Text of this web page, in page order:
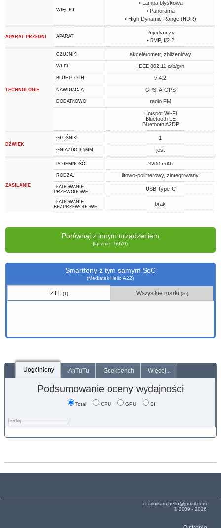
WIĘCEJ
• Lampa błyskowa
• Panorama
• High Dynamic Range (HDR)
APARAT PRZEDNI APARAT
Pojedynczy
• 5MP, f/2.2
TECHNOLOGIE
CZUJNIKI akcelerometr, zbliżeniowy
WI-FI IEEE 802.11 a/b/g/n
BLUETOOTH v 4.2
NAWIGACJA GPS, A-GPS
DODATKOWO
radio FM
Hotspot Wi-Fi
Bluetooth LE
Bluetooth A2DP
DŹWIĘK
GŁOŚNIKI 1
GNIAZDO 3,5MM jest
ZASILANIE
POJEMNOŚĆ 3200 mAh
RODZAJ litowo-polimerowy, zintegrowany
ŁADOWANIE
PRZEWODOWE
USB Type-C
ŁADOWANIE
BEZPRZEWODOWE
brak
Porównaj z innym urządzeniem
(łącznie - 6070)
Smartfony z tym samym SoC
(Mediatek Helio A22)
ZTE(1) Wszystkie marki (86)
Uogólniony AnTuTu Geekbench Więcej...
Podsumowanie oceny wydajności
Total CPU GPU SI
chaynikam.hello@gmail.com
© 2009 - 2026